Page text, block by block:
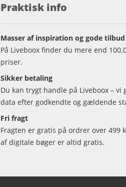
Praktisk info
Masser af inspiration og gode tilbud
På Liveboox finder du mere end
priser.
Sikker betaling
Du kan trygt handle på Liveboox –
data efter godkendte og gældende
Fri fragt
Fragten er gratis på ordrer over 499
af digitale bøger er altid gratis.